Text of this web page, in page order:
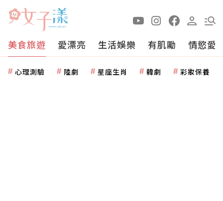
美食旅遊 愛漂亮 生活娛樂 有肌勵 情慾愛
心理測驗 陸劇 星座生肖 韓劇 彩妝保養